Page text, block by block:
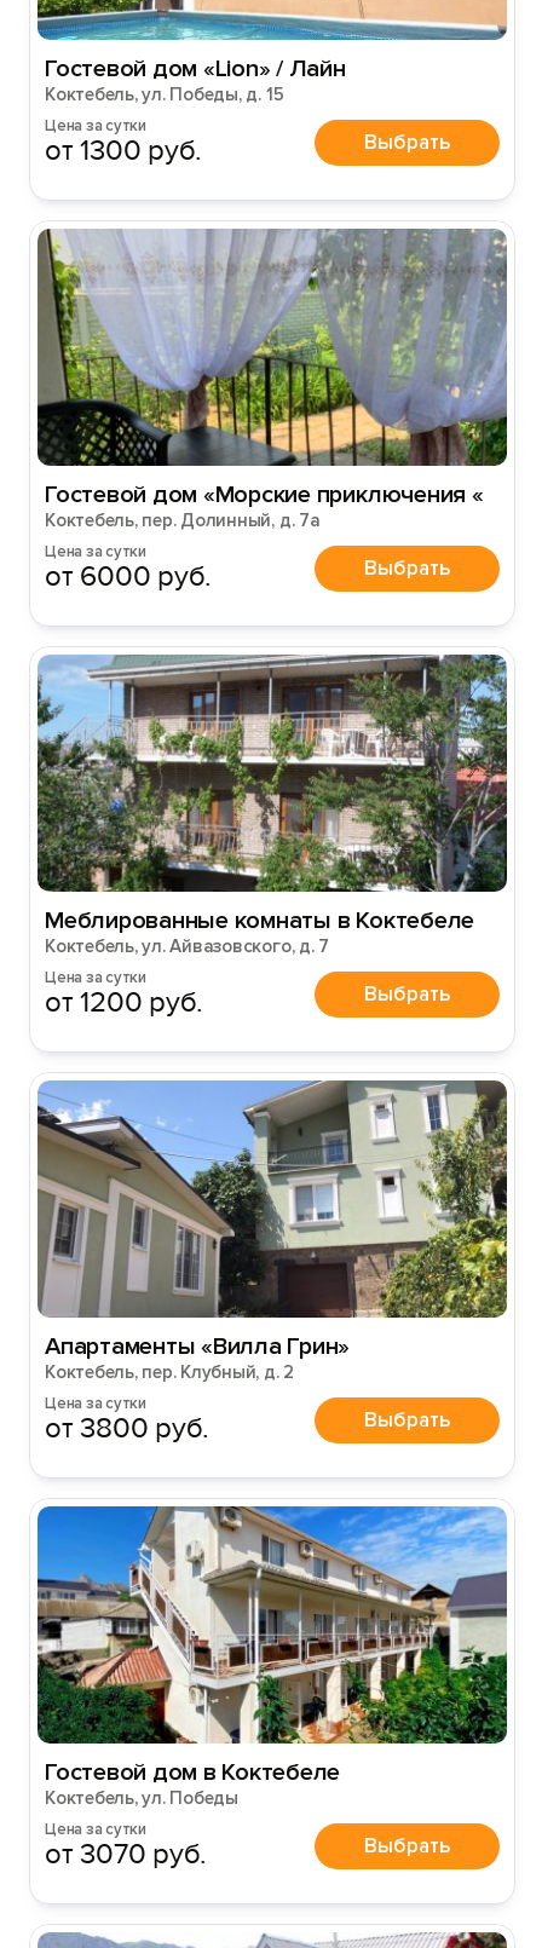
Гостевой дом «Lion» / Лайн
Коктебель, ул. Победы, д. 15
Цена за сутки
от 1300 руб. Выбрать
Гостевой дом «Морские приключения «
Коктебель, пер. Долинный, д. 7а
Цена за сутки
от 6000 руб. Выбрать
Меблированные комнаты в Коктебеле
Коктебель, ул. Айвазовского, д. 7
Цена за сутки
от 1200 руб. Выбрать
Апартаменты «Вилла Грин»
Коктебель, пер. Клубный, д. 2
Цена за сутки
от 3800 руб. Выбрать
Гостевой дом в Коктебеле
Коктебель, ул. Победы
Цена за сутки
от 3070 руб. Выбрать